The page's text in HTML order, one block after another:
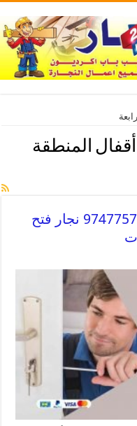
المنطقة
فتح اقفال المنطقة الرابعة 97477575 نجار فتح